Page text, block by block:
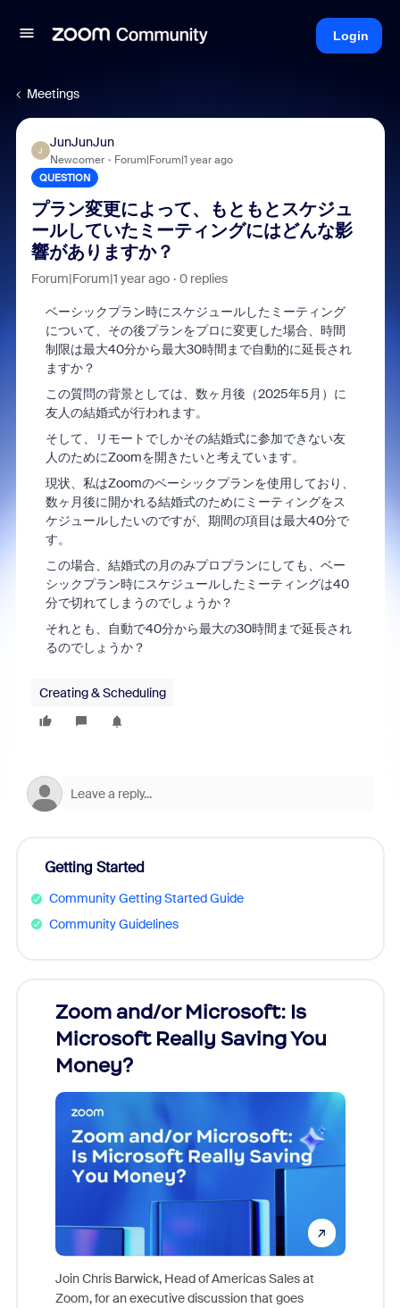
Login
Meetings
J
JunJunJun
Newcomer Forum|Forum|1 year ago
QUESTION
プラン変更によって、もともとスケジュ
ールしていたミーティングにはどんな影
響がありますか？
Forum|Forum|1 year ago 0 replies
ベーシックプラン時にスケジュールしたミーティング
について、その後プランをプロに変更した場合、時間
制限は最大40分から最大30時間まで自動的に延長され
ますか？
この質問の背景としては、数ヶ月後（2025年5月）に
友人の結婚式が行われます。
そして、リモートでしかその結婚式に参加できない友
人のためにZoomを開きたいと考えています。
現状、私はZoomのベーシックプランを使用しており、
数ヶ月後に開かれる結婚式のためにミーティングをス
ケジュールしたいのですが、期間の項目は最大40分で
す。
この場合、結婚式の月のみプロプランにしても、ベー
シックプラン時にスケジュールしたミーティングは40
分で切れてしまうのでしょうか？
それとも、自動で40分から最大の30時間まで延長され
るのでしょうか？
Creating & Scheduling
Getting Started
Community Getting Started Guide
Community Guidelines
Zoom and/or Microsoft: Is
Microsoft Really Saving You
Money?
Join Chris Barwick, Head of Americas Sales at
Zoom, for an executive discussion that goes